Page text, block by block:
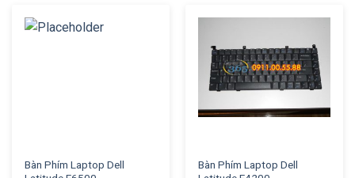
Bàn Phím Laptop Dell
Bàn Phím Laptop Dell